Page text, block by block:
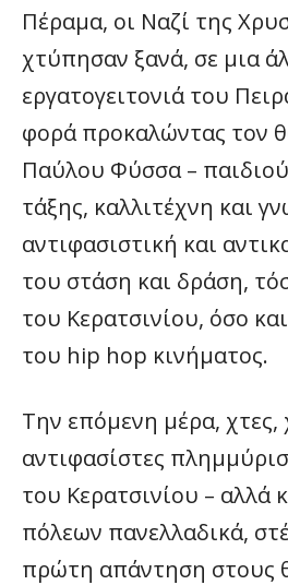
Πέραμα, οι Ναζί της
χτύπησαν ξανά, σε μια
εργατογειτονιά του
φορά προκαλώντας τον
Παύλου Φύσσα –
τάξης, καλλιτέχνη και
αντιφασιστική και
του στάση και δράση,
του Κερατσινίου, όσο
του hip hop κινήματος.
Την επόμενη μέρα, χτες,
αντιφασίστες
του Κερατσινίου – αλλά
πόλεων πανελλαδικά,
πρώτη απάντηση στους